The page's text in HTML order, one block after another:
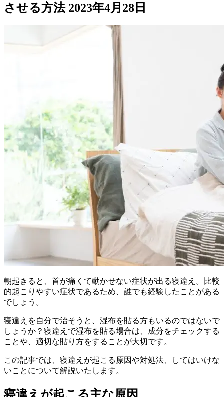
させる方法 2023年4月28日
朝起きると、首が痛くて動かせない症状が出る寝違え。比較
的起こりやすい症状であるため、誰でも経験したことがある
でしょう。
寝違えを自分で治そうと、湿布を貼る方もいるのではないで
しょうか？寝違えで湿布を貼る場合は、成分をチェックする
ことや、適切な貼り方をすることが大切です。
この記事では、寝違えが起こる原因や対処法、してはいけな
いことについて解説いたします。